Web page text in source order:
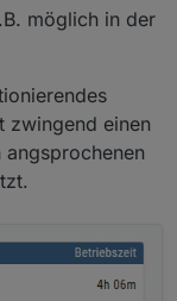
möglich in der
zwingend einen